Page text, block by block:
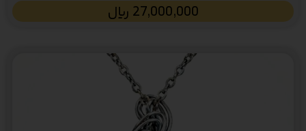
27,000,000 ﷼